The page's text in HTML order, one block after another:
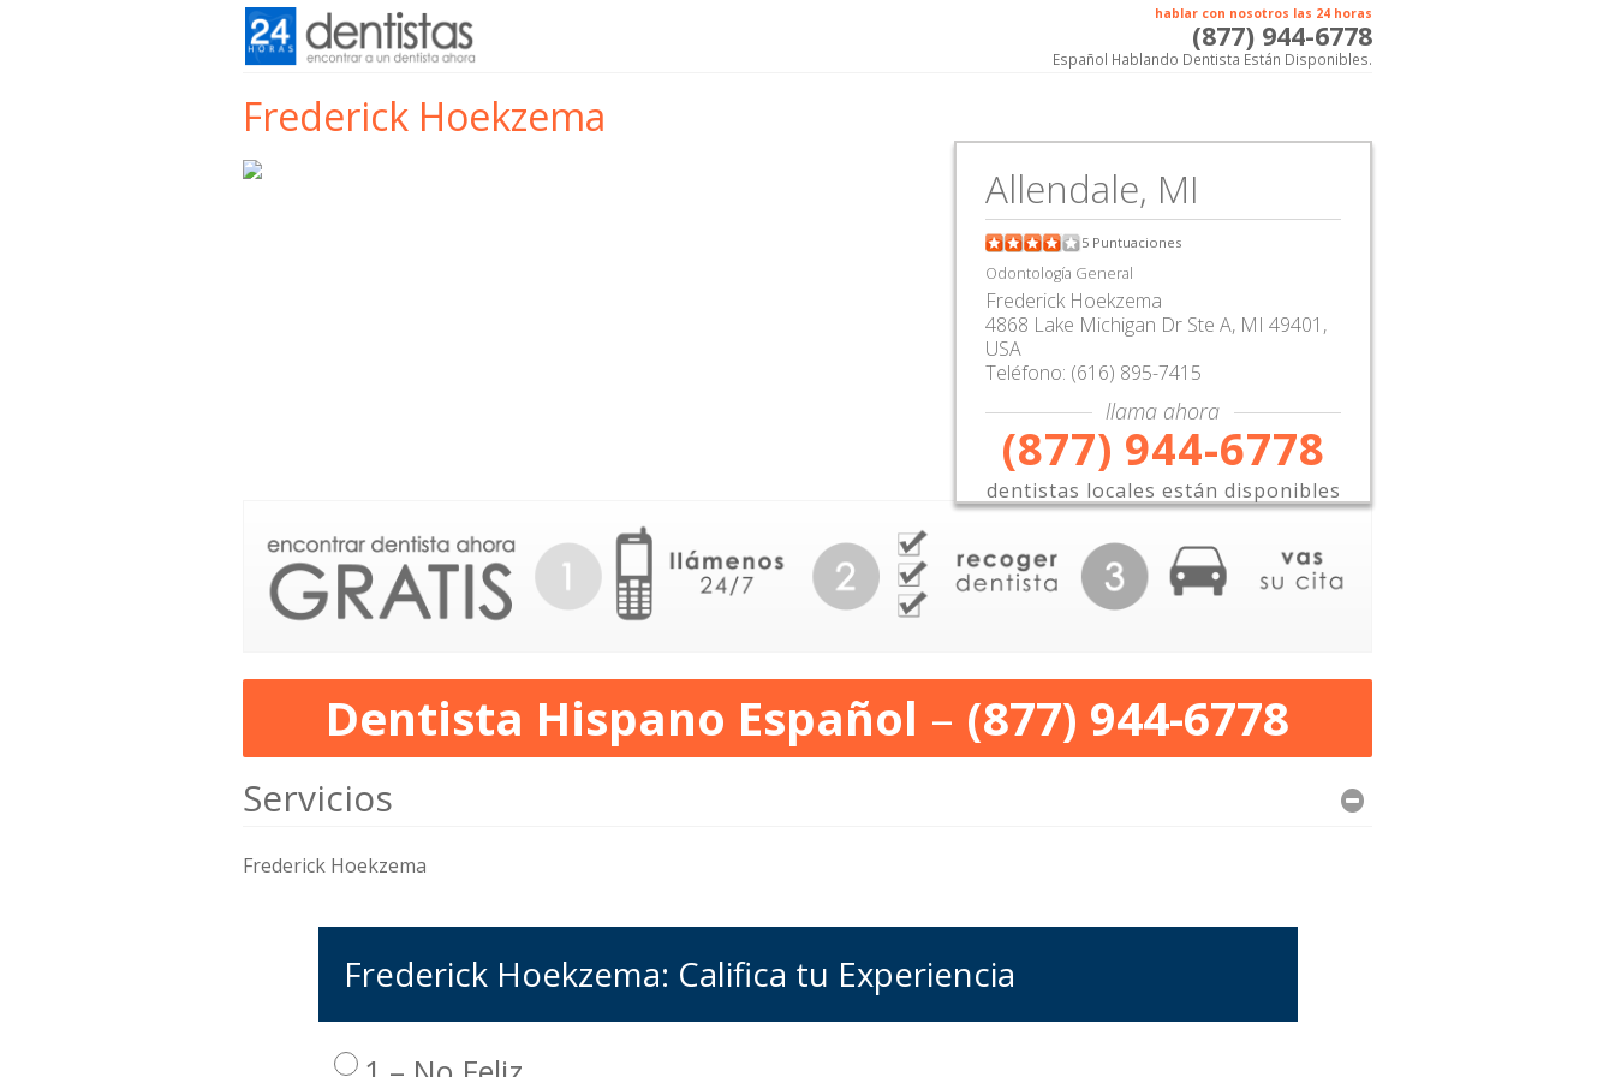
hablar con nosotros las 24 horas
(877) 944-6778
Español Hablando Dentista Están Disponibles.
Frederick Hoekzema
Allendale, MI
5 Puntuaciones
Odontología General
Frederick Hoekzema
4868 Lake Michigan Dr Ste A, MI 49401,
USA
Teléfono: (616) 895-7415
llama ahora
(877) 944-6778
dentistas locales están disponibles
Dentista Hispano Español – (877) 944-6778
Servicios
Frederick Hoekzema
Frederick Hoekzema: Califica tu Experiencia